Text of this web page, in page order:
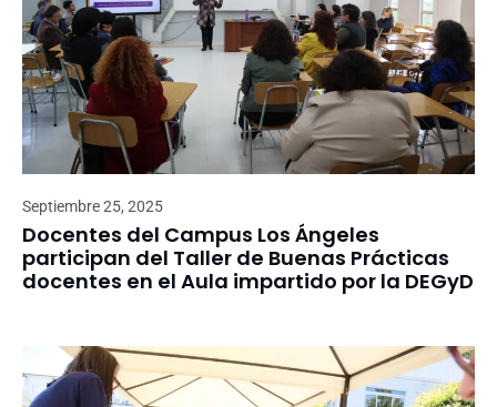
Septiembre 25, 2025
Docentes del Campus Los Ángeles
participan del Taller de Buenas Prácticas
docentes en el Aula impartido por la DEGyD